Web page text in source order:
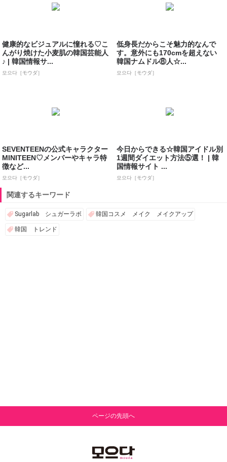
健康的なビジュアルに憧れる♡こ
んがり焼けた小麦肌の韓国芸能人
♪ | 韓国情報サ...
모으다［モウダ］
低身長だからこそ魅力的なんで
す。意外にも170cmを超えない
韓国ナムドル⑧人☆...
모으다［モウダ］
SEVENTEENの公式キャラクター
MINITEEN♡メンバーやキャラ特
徴など...
모으다［モウダ］
今日からできる☆韓国アイドル別
1週間ダイエット方法⑤選！ | 韓
国情報サイト ...
모으다［モウダ］
関連するキーワード
Sugarlab シュガーラボ 韓国コスメ メイク メイクアップ
韓国 トレンド
ページの先頭へ